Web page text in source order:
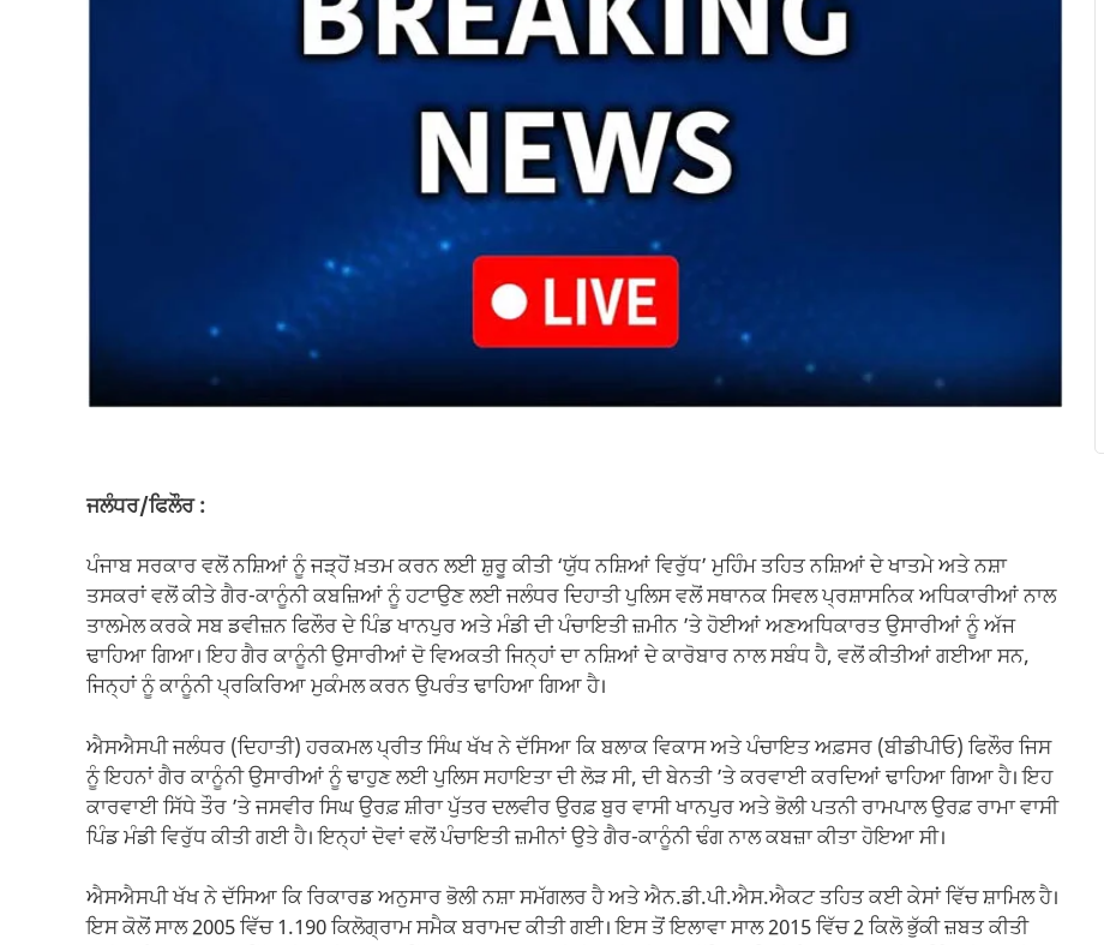
ਜਲੰਧਰ/ਫਿਲੌਰ :
ਪੰਜਾਬ ਸਰਕਾਰ ਵਲੋਂ ਨਸ਼ਿਆਂ ਨੂੰ ਜੜ੍ਹੋਂ ਖ਼ਤਮ ਕਰਨ ਲਈ ਸ਼ੁਰੂ ਕੀਤੀ ‘ਯੁੱਧ ਨਸ਼ਿਆਂ ਵਿਰੁੱਧ’ ਮੁਹਿੰਮ ਤਹਿਤ ਨਸ਼ਿਆਂ ਦੇ ਖਾਤਮੇ ਅਤੇ ਨਸ਼ਾ
ਤਸਕਰਾਂ ਵਲੋਂ ਕੀਤੇ ਗੈਰ-ਕਾਨੂੰਨੀ ਕਬਜ਼ਿਆਂ ਨੂੰ ਹਟਾਉਣ ਲਈ ਜਲੰਧਰ ਦਿਹਾਤੀ ਪੁਲਿਸ ਵਲੋਂ ਸਥਾਨਕ ਸਿਵਲ ਪ੍ਰਸ਼ਾਸਨਿਕ ਅਧਿਕਾਰੀਆਂ ਨਾਲ
ਤਾਲਮੇਲ ਕਰਕੇ ਸਬ ਡਵੀਜ਼ਨ ਫਿਲੌਰ ਦੇ ਪਿੰਡ ਖਾਨਪੁਰ ਅਤੇ ਮੰਡੀ ਦੀ ਪੰਚਾਇਤੀ ਜ਼ਮੀਨ ’ਤੇ ਹੋਈਆਂ ਅਣਅਧਿਕਾਰਤ ਉਸਾਰੀਆਂ ਨੂੰ ਅੱਜ
ਢਾਹਿਆ ਗਿਆ। ਇਹ ਗੈਰ ਕਾਨੂੰਨੀ ਉਸਾਰੀਆਂ ਦੋ ਵਿਅਕਤੀ ਜਿਨ੍ਹਾਂ ਦਾ ਨਸ਼ਿਆਂ ਦੇ ਕਾਰੋਬਾਰ ਨਾਲ ਸਬੰਧ ਹੈ, ਵਲੋਂ ਕੀਤੀਆਂ ਗਈਆ ਸਨ,
ਜਿਨ੍ਹਾਂ ਨੂੰ ਕਾਨੂੰਨੀ ਪ੍ਰਕਿਰਿਆ ਮੁਕੰਮਲ ਕਰਨ ਉਪਰੰਤ ਢਾਹਿਆ ਗਿਆ ਹੈ।
ਐਸਐਸਪੀ ਜਲੰਧਰ (ਦਿਹਾਤੀ) ਹਰਕਮਲ ਪ੍ਰੀਤ ਸਿੰਘ ਖੱਖ ਨੇ ਦੱਸਿਆ ਕਿ ਬਲਾਕ ਵਿਕਾਸ ਅਤੇ ਪੰਚਾਇਤ ਅਫ਼ਸਰ (ਬੀਡੀਪੀਓ) ਫਿਲੌਰ ਜਿਸ
ਨੂੰ ਇਹਨਾਂ ਗੈਰ ਕਾਨੂੰਨੀ ਉਸਾਰੀਆਂ ਨੂੰ ਢਾਹੁਣ ਲਈ ਪੁਲਿਸ ਸਹਾਇਤਾ ਦੀ ਲੋੜ ਸੀ, ਦੀ ਬੇਨਤੀ ’ਤੇ ਕਰਵਾਈ ਕਰਦਿਆਂ ਢਾਹਿਆ ਗਿਆ ਹੈ। ਇਹ
ਕਾਰਵਾਈ ਸਿੱਧੇ ਤੌਰ ’ਤੇ ਜਸਵੀਰ ਸਿਘ ਉਰਫ਼ ਸ਼ੀਰਾ ਪੁੱਤਰ ਦਲਵੀਰ ਉਰਫ਼ ਬੁਰ ਵਾਸੀ ਖਾਨਪੁਰ ਅਤੇ ਭੋਲੀ ਪਤਨੀ ਰਾਮਪਾਲ ਉਰਫ਼ ਰਾਮਾ ਵਾਸੀ
ਪਿੰਡ ਮੰਡੀ ਵਿਰੁੱਧ ਕੀਤੀ ਗਈ ਹੈ। ਇਨ੍ਹਾਂ ਦੋਵਾਂ ਵਲੋਂ ਪੰਚਾਇਤੀ ਜ਼ਮੀਨਾਂ ਉਤੇ ਗੈਰ-ਕਾਨੂੰਨੀ ਢੰਗ ਨਾਲ ਕਬਜ਼ਾ ਕੀਤਾ ਹੋਇਆ ਸੀ।
ਐਸਐਸਪੀ ਖੱਖ ਨੇ ਦੱਸਿਆ ਕਿ ਰਿਕਾਰਡ ਅਨੁਸਾਰ ਭੋਲੀ ਨਸ਼ਾ ਸਮੱਗਲਰ ਹੈ ਅਤੇ ਐਨ.ਡੀ.ਪੀ.ਐਸ.ਐਕਟ ਤਹਿਤ ਕਈ ਕੇਸਾਂ ਵਿੱਚ ਸ਼ਾਮਿਲ ਹੈ।
ਇਸ ਕੋਲੋਂ ਸਾਲ 2005 ਵਿੱਚ 1.190 ਕਿਲੋਗ੍ਰਾਮ ਸਮੈਕ ਬਰਾਮਦ ਕੀਤੀ ਗਈ। ਇਸ ਤੋਂ ਇਲਾਵਾ ਸਾਲ 2015 ਵਿੱਚ 2 ਕਿਲੋ ਭੁੱਕੀ ਜ਼ਬਤ ਕੀਤੀ